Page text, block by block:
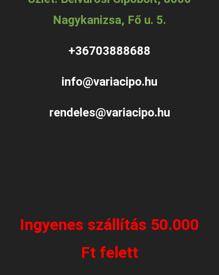
Nagykanizsa, Fő u. 5.
+36703888688
info@variacipo.hu
rendeles@variacipo.hu
Ingyenes szállítás 50.000
Ft felett